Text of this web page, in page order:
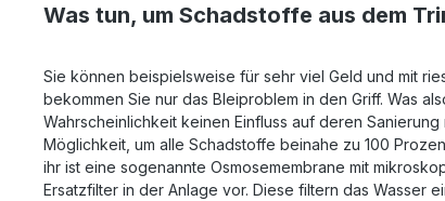
Was tun, um Schadstoffe aus dem
Sie können beispielsweise für sehr viel Geld und mit
bekommen Sie nur das Bleiproblem in den Griff. Was
Wahrscheinlichkeit keinen Einfluss auf deren
Möglichkeit, um alle Schadstoffe beinahe zu 100
ihr ist eine sogenannte Osmosemembrane mit
Ersatzfilter in der Anlage vor. Diese filtern das Wasser